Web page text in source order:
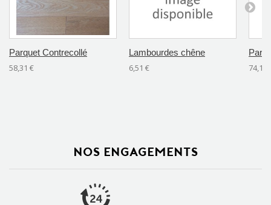
Parquet Contrecollé
58,31 €
Lambourdes chêne
6,51 € 74,11
NOS ENGAGEMENTS